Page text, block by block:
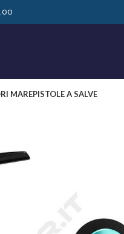
MAREPISTOLE A SALVE